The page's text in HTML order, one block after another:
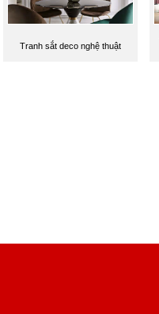
Tranh sắt deco nghệ thuật